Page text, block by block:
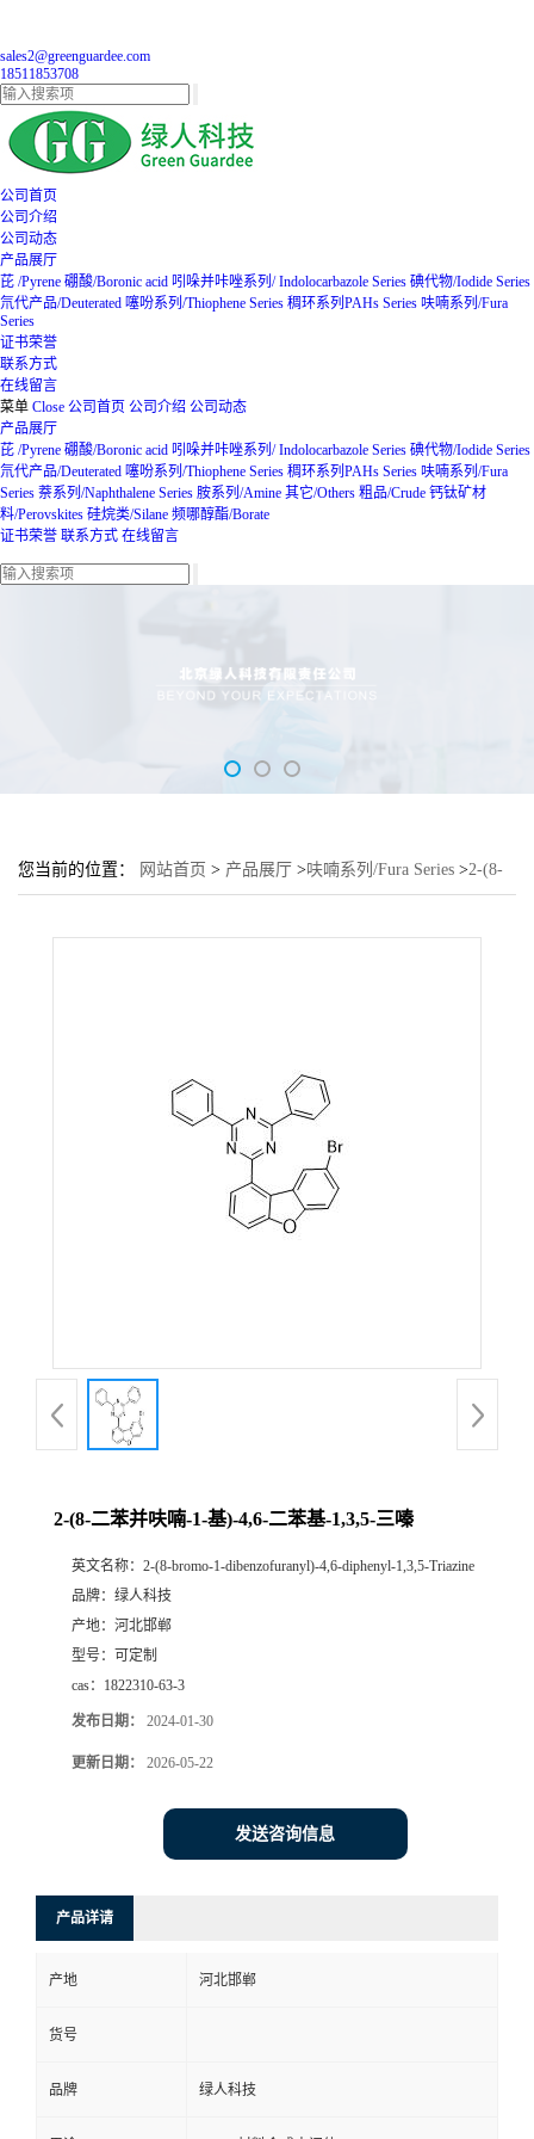
sales2@greenguardee.com
18511853708
公司首页
公司介绍
公司动态
产品展厅
芘 /Pyrene 硼酸/Boronic acid 吲哚并咔唑系列/ Indolocarbazole Series 碘代物/Iodide Series
氘代产品/Deuterated 噻吩系列/Thiophene Series 稠环系列PAHs Series 呋喃系列/Fura
Series
证书荣誉
联系方式
在线留言
菜单 Close 公司首页 公司介绍 公司动态
产品展厅
芘 /Pyrene 硼酸/Boronic acid 吲哚并咔唑系列/ Indolocarbazole Series 碘代物/Iodide Series
氘代产品/Deuterated 噻吩系列/Thiophene Series 稠环系列PAHs Series 呋喃系列/Fura
Series 萘系列/Naphthalene Series 胺系列/Amine 其它/Others 粗品/Crude 钙钛矿材
料/Perovskites 硅烷类/Silane 频哪醇酯/Borate
证书荣誉 联系方式 在线留言
您当前的位置： 网站首页 > 产品展厅 >呋喃系列/Fura Series >2-(8-
2-(8-二苯并呋喃-1-基)-4,6-二苯基-1,3,5-三嗪
英文名称： 2-(8-bromo-1-dibenzofuranyl)-4,6-diphenyl-1,3,5-Triazine
品牌： 绿人科技
产地： 河北邯郸
型号：
可定制
cas： 1822310-63-3
发布日期： 2024-01-30
更新日期： 2026-05-22
发送咨询信息
产品详请
产地 河北邯郸
货号
品牌 绿人科技